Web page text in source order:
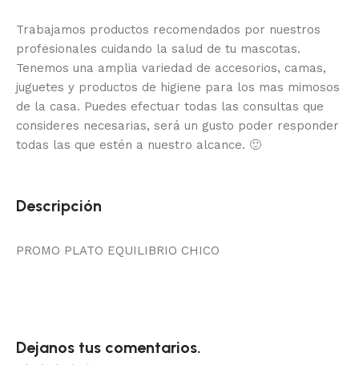
Trabajamos productos recomendados por nuestros
profesionales cuidando la salud de tu mascotas.
Tenemos una amplia variedad de accesorios, camas,
juguetes y productos de higiene para los mas mimosos
de la casa. Puedes efectuar todas las consultas que
consideres necesarias, será un gusto poder responder
todas las que estén a nuestro alcance. 🙂
Descripción
PROMO PLATO EQUILIBRIO CHICO
Dejanos tus comentarios.